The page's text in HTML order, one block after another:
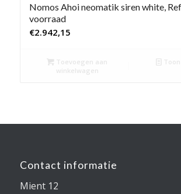
Nomos Ahoi neomatik siren white,
voorraad
€2.942,15
Toevoegen aan
winkelwagen
Contact informatie
Mient 12